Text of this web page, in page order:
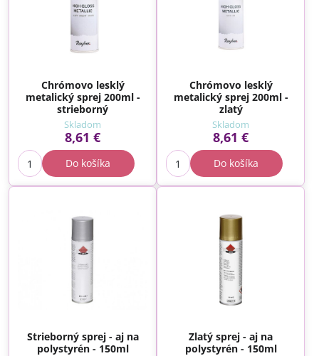
Chrómovo lesklý
metalický sprej 200ml -
strieborný
Skladom
8,61 €
Do košíka
Chrómovo lesklý
metalický sprej 200ml -
zlatý
Skladom
8,61 €
Do košíka
Strieborný sprej - aj na
polystyrén - 150ml
Zlatý sprej - aj na
polystyrén - 150ml